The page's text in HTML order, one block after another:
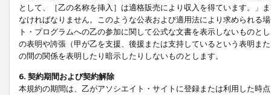
として、［乙の名称を挿入］は適格販売により収入を得ています。」
なければなりません。このような公表および適用法により求められる
ト・プログラムへの乙の参加に関して公式な文書を表示しないもの
の表明や誇張（甲が乙を支援、後援または支持しているという表明ま
の間の関係を表明したり暗示したりしないものとします。
6. 契約期間および契約解除
本規約の期間は、乙がアソシエイト・サイトに登録または利用した時